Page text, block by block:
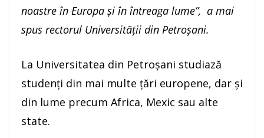
noastre în Europa și în întreaga lume”, a mai
spus rectorul Universității din Petroșani.
La Universitatea din Petroșani studiază
studenți din mai multe țări europene, dar și
din lume precum Africa, Mexic sau alte
state.